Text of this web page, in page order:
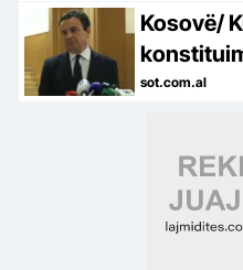
drejt
Kosovë/
duhet
sot.com.al